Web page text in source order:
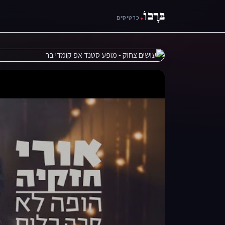
בּרָבוֹ. כרטיסים